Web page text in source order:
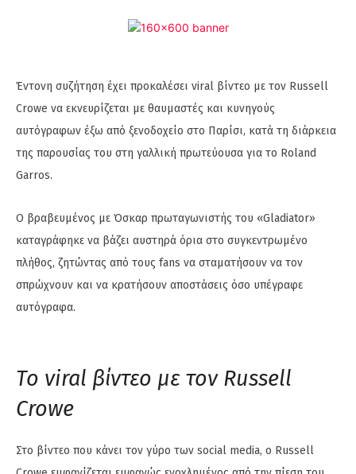
Έντονη συζήτηση έχει προκαλέσει viral βίντεο με τον Russell
Crowe να εκνευρίζεται με θαυμαστές και κυνηγούς
αυτόγραφων έξω από ξενοδοχείο στο Παρίσι, κατά τη διάρκεια
της παρουσίας του στη γαλλική πρωτεύουσα για το Roland
Garros.
Ο βραβευμένος με Όσκαρ πρωταγωνιστής του «Gladiator»
καταγράφηκε να βάζει αυστηρά όρια στο συγκεντρωμένο
πλήθος, ζητώντας από τους fans να σταματήσουν να τον
σπρώχνουν και να κρατήσουν αποστάσεις όσο υπέγραφε
αυτόγραφα.
Το viral βίντεο με τον Russell
Crowe
Στο βίντεο που κάνει τον γύρο των social media, ο Russell